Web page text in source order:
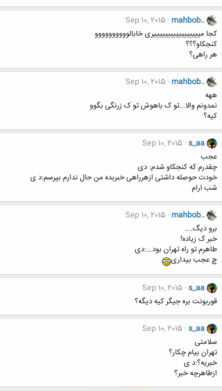
mahbob..
Sep 10, 2015
کجا میییییییییییییییییری خابالوووووووووو
کنجکاو؟؟؟
هر راهی؟
mahbob..
Sep 10, 2015
ههه
نمدونم والا...تو ک باهوش تو ک زرنگی بگوو
کیه؟
s_aa
Sep 10, 2015
عجب
چقدرم که کنجکاو شدم: دی
خودت حوصله داشتی ازهرراهی خبربده من حال ندارم بپرسم:د ی
شب ارام
mahbob..
Sep 10, 2015
برو دیگ....
خبر ک زیاده!
طاهرم تو راه تهران بود...:دی
چ عجب بیداری
s_aa
Sep 10, 2015
قوربونت بره جیگر کیه دیگه؟
s_aa
Sep 10, 2015
سلامتی
تهران بیام چکار؟
خبریه؟:د ی
ازطاهرچه خبر؟